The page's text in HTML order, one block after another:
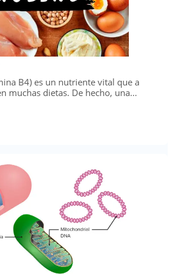
B4) es un nutriente vital que a
muchas dietas. De hecho, una...